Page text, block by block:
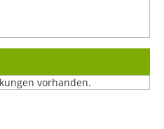
vorhanden.